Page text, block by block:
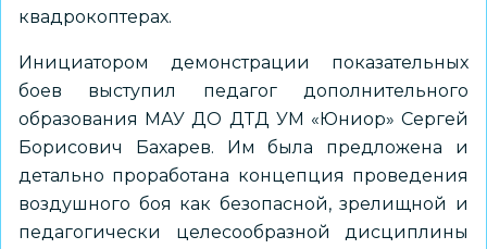
квадрокоптерах.
Инициатором демонстрации показательных
боев выступил педагог дополнительного
образования МАУ ДО ДТД УМ «Юниор» Сергей
Борисович Бахарев. Им была предложена и
детально проработана концепция проведения
воздушного боя как безопасной, зрелищной и
педагогически целесообразной дисциплины